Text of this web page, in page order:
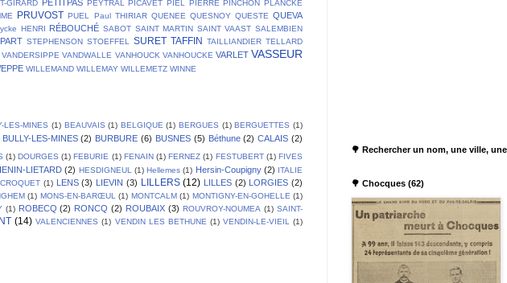
GIRARD PETITPAS PEYTRAL PICAVET PIEL PIERRE PINCHON PLANCKE
PRUVOST PUEL Paul THIRIAR QUENEE QUESNOY QUESTE QUEVA
HENRI RÉBOUCHÉ SABOT SAINT MARTIN SAINT VAAST SALEMBIEN
STEPHENSON STOEFFEL SURET TAFFIN TAILLIANDIER TELLARD
VANDERSIPPE VANDWALLE VANHOUCK VANHOUCKE VARLET VASSEUR
WILLEMAND WILLEMAY WILLEMETZ WINNE
LES-MINES (1) BEAUVAIS (1) BELGIQUE (1) BERGUES (1) BERGUETTES (1)
BULLY-LES-MINES (2) BURBURE (6) BUSNES (5) Béthune (2) CALAIS (2)
(1) DOURGES (1) FEBURIE (1) FENAIN (1) FERNEZ (1) FESTUBERT (1) FIVES
LIETARD (2) HESDIGNEUL (1) Hellemes (1) Hersin-Coupigny (2) ITALIE
(1) LENS (3) LIEVIN (3) LILLERS (12) LILLES (2) LORGIES (2)
(1) MONS-EN-BARŒUL (1) MONTCALM (1) MONTIGNY-EN-GOHELLE (1)
(1) ROBECQ (2) RONCQ (2) ROUBAIX (3) ROUVROY-NOUMEA (1) SAINT-
(14) VALENCIENNES (1) VENDIN LES BETHUNE (1) VENDIN-LE-VIEIL
(1)
🌳 Rechercher un nom, une ville,
🌳 Chocques (62)